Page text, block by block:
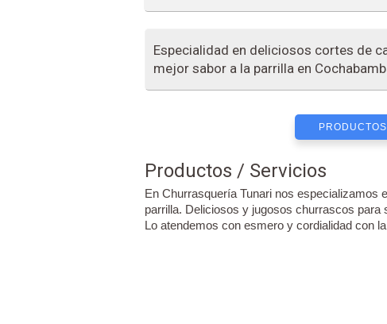
Especialidad en deliciosos cortes de
mejor sabor a la parrilla en
Productos / Servicios
En Churrasquería Tunari nos especializamos
parrilla. Deliciosos y jugosos churrascos para
Lo atendemos con esmero y cordialidad con